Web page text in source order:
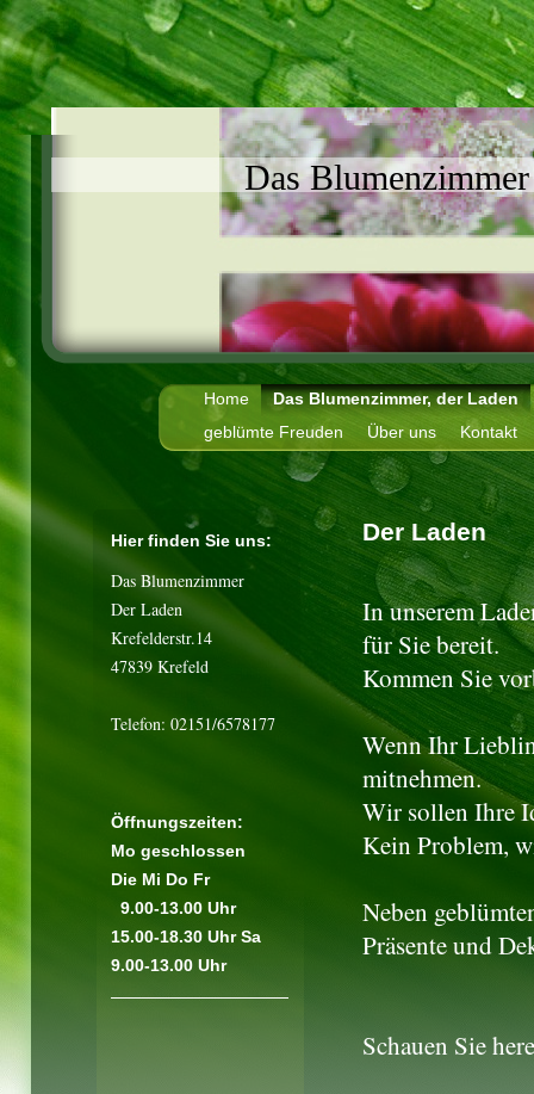
Das Blumenzimmer
Home
Das Blumenzimmer, der Laden
geblümte Freuden
Über uns Kontakt
Der Laden
In unserem
für Sie bereit.
Kommen Sie
Wenn Ihr
mitnehmen.
Wir sollen Ihre
Kein Problem,
Neben
Präsente und
Schauen Sie
Hier finden Sie uns:
Das Blumenzimmer
Der Laden
Krefelderstr.14
47839 Krefeld
Telefon: 02151/6578177
Öffnungszeiten:
Mo geschlossen
Die Mi Do Fr
9.00-13.00 Uhr
15.00-18.30 Uhr Sa
9.00-13.00 Uhr